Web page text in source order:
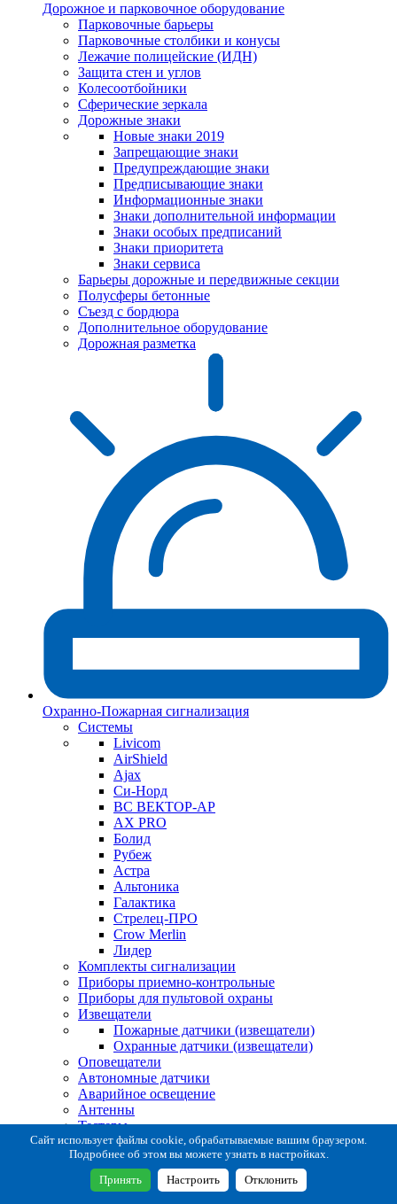
Дорожное и парковочное оборудование
Парковочные барьеры
Парковочные столбики и конусы
Лежачие полицейские (ИДН)
Защита стен и углов
Колесоотбойники
Сферические зеркала
Дорожные знаки
Новые знаки 2019
Запрещающие знаки
Предупреждающие знаки
Предписывающие знаки
Информационные знаки
Знаки дополнительной информации
Знаки особых предписаний
Знаки приоритета
Знаки сервиса
Барьеры дорожные и передвижные секции
Полусферы бетонные
Съезд с бордюра
Дополнительное оборудование
Дорожная разметка
Охранно-Пожарная сигнализация
Системы
Livicom
AirShield
Ajax
Си-Норд
ВС ВЕКТОР-АР
AX PRO
Болид
Рубеж
Астра
Альтоника
Галактика
Стрелец-ПРО
Crow Merlin
Лидер
Комплекты сигнализации
Приборы приемно-контрольные
Приборы для пультовой охраны
Извещатели
Пожарные датчики (извещатели)
Охранные датчики (извещатели)
Оповещатели
Автономные датчики
Аварийное освещение
Антенны
Тестеры
Система сбора извещений
Расходные и монтажные материалы
Коробки коммутационные
Кронштейны для извещателей
Сайт использует файлы cookie, обрабатываемые вашим браузером.
Подробнее об этом вы можете узнать в настройках.
Принять Настроить Отклонить